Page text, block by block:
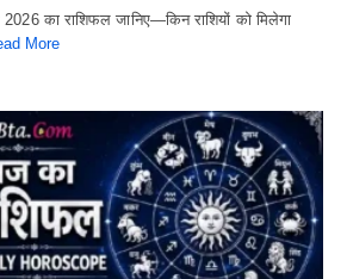
का राशिफल जानिए—किन राशियों को मिलेगा
More